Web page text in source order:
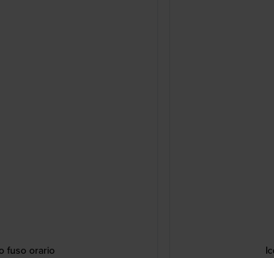
fuso orario